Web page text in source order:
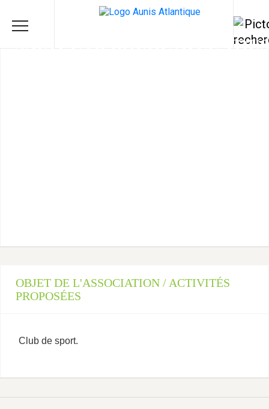
SAINT CYR BOUGE AVEC VOUS
OBJET DE L'ASSOCIATION / ACTIVITÉS
PROPOSÉES
Club de sport.